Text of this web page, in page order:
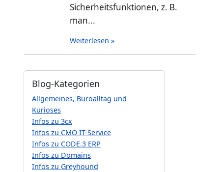
Sicherheitsfunktionen, z. B.
man...
Weiterlesen »
Blog-Kategorien
Allgemeines, Büroalltag und
Kurioses
Infos zu 3cx
Infos zu CMO IT-Service
Infos zu CODE.3 ERP
Infos zu Domains
Infos zu Greyhound